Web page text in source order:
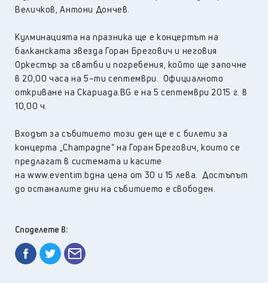
Величков, Антони Дончев.
Кулминацията на празника ще е концертът на
балканската звезда Горан Брегович и неговия
Оркестър за сватби и погребения, който ще започне
в 20,00 часа на 5–ти септември. Официалното
откриване на Скариада.BG е на 5 септември 2015 г. в
10,00 ч.
Входът за събитието този ден ще е с билети за
концерта „Champagne“ на Горан Брегович, които се
предлагат в системата и касите
на www.eventim.bgна цена от 30 и 15 лева. Достъпът
до останалите дни на събитието е свободен.
Споделете в: